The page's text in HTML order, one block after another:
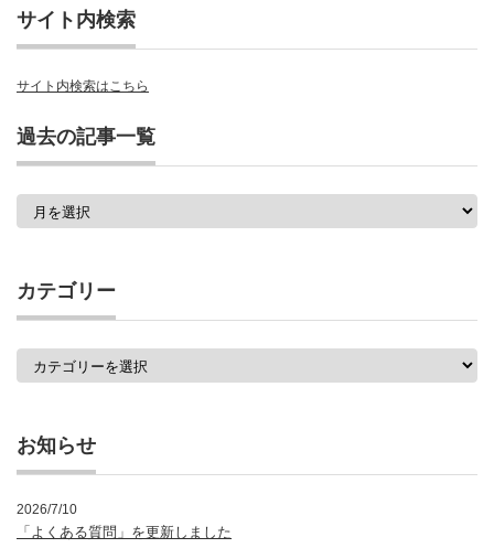
サイト内検索
サイト内検索はこちら
過去の記事一覧
過
一
覧
カテゴリー
カ
お知らせ
2026/7/10
「よくある質問」を更新しました